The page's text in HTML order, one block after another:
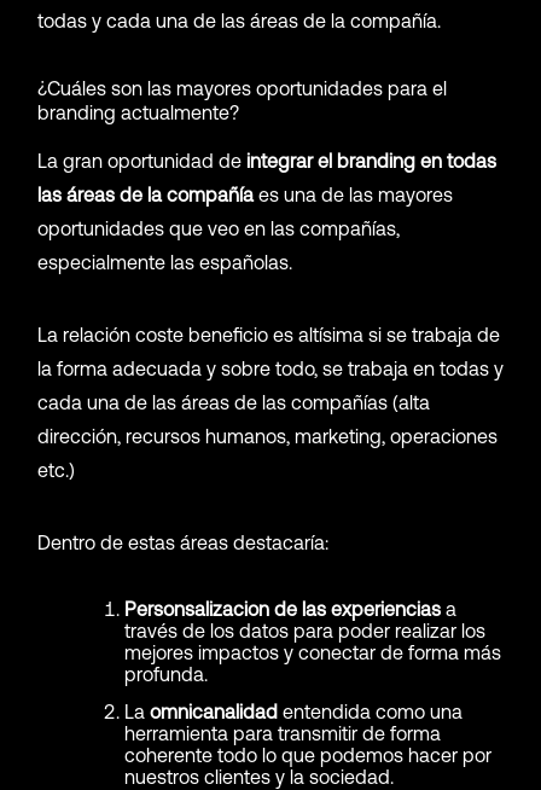
todas y cada una de las áreas de la compañía.
¿Cuáles son las mayores oportunidades para el
branding actualmente?
La gran oportunidad de integrar el branding en todas
las áreas de la compañíaes una de las mayores
oportunidades que veo en las compañías,
especialmente las españolas.
La relación coste beneficio es altísima si se trabaja de
la forma adecuada y sobre todo, se trabaja en todas y
cada una de las áreas de las compañías (alta
dirección, recursos humanos, marketing, operaciones
etc.)
Dentro de estas áreas destacaría:
Personsalizacion de las experienciasa
través de los datos para poder realizar los
mejores impactos y conectar de forma más
profunda.
La omnicanalidadentendida como una
herramienta para transmitir de forma
coherente todo lo que podemos hacer por
nuestros clientes y la sociedad.